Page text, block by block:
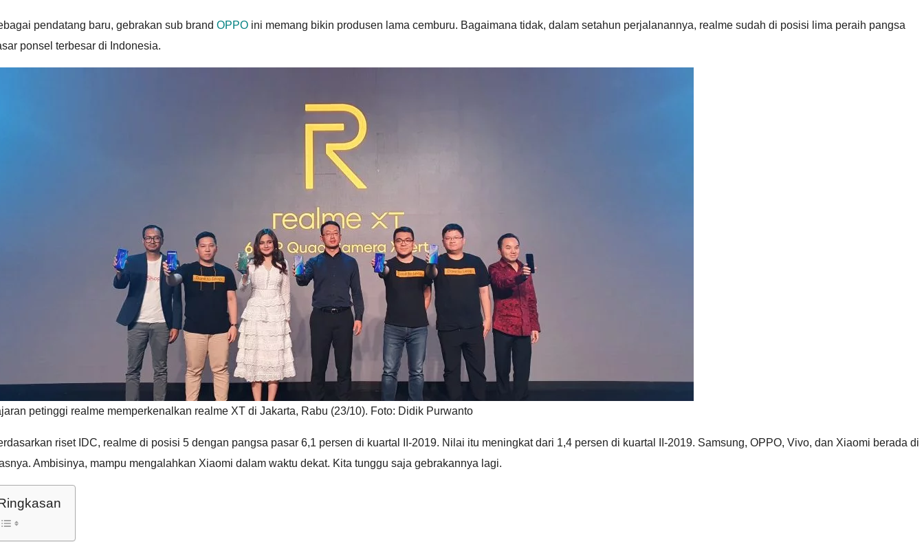
pendatang baru, gebrakan sub brand OPPO ini memang bikin produsen lama cemburu. Bagaimana tidak, dalam setahun perjalanannya, realme sudah di posisi lima peraih pangsa
ponsel terbesar di Indonesia.
petinggi realme memperkenalkan realme XT di Jakarta, Rabu (23/10). Foto: Didik Purwanto
riset IDC, realme di posisi 5 dengan pangsa pasar 6,1 persen di kuartal II-2019. Nilai itu meningkat dari 1,4 persen di kuartal II-2019. Samsung, OPPO, Vivo, dan Xiaomi berada di
Ambisinya, mampu mengalahkan Xiaomi dalam waktu dekat. Kita tunggu saja gebrakannya lagi.